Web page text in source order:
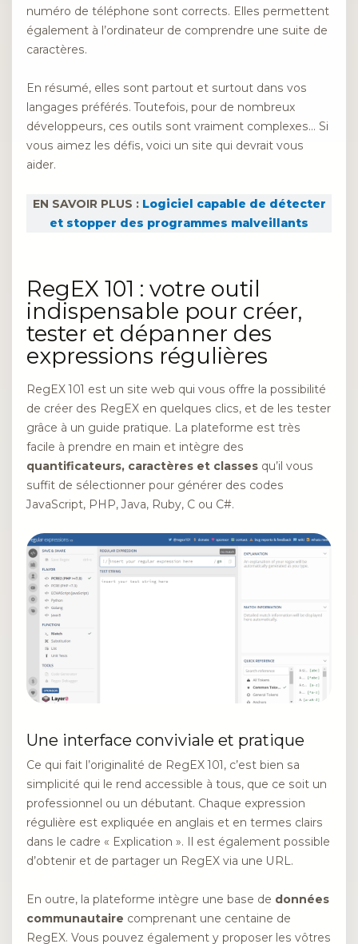
numéro de téléphone sont corrects. Elles permettent
également à l’ordinateur de comprendre une suite de
caractères.
En résumé, elles sont partout et surtout dans vos
langages préférés. Toutefois, pour de nombreux
développeurs, ces outils sont vraiment complexes… Si
vous aimez les défis, voici un site qui devrait vous
aider.
EN SAVOIR PLUS : Logiciel capable de détecter
et stopper des programmes malveillants
RegEX 101 : votre outil
indispensable pour créer,
tester et dépanner des
expressions régulières
RegEX 101 est un site web qui vous offre la possibilité
de créer des RegEX en quelques clics, et de les tester
grâce à un guide pratique. La plateforme est très
facile à prendre en main et intègre des
quantificateurs, caractères et classes qu’il vous
suffit de sélectionner pour générer des codes
JavaScript, PHP, Java, Ruby, C ou C#.
Une interface conviviale et pratique
Ce qui fait l’originalité de RegEX 101, c’est bien sa
simplicité qui le rend accessible à tous, que ce soit un
professionnel ou un débutant. Chaque expression
régulière est expliquée en anglais et en termes clairs
dans le cadre « Explication ». Il est également possible
d’obtenir et de partager un RegEX via une URL.
En outre, la plateforme intègre une base de données
communautaire comprenant une centaine de
RegEX. Vous pouvez également y proposer les vôtres